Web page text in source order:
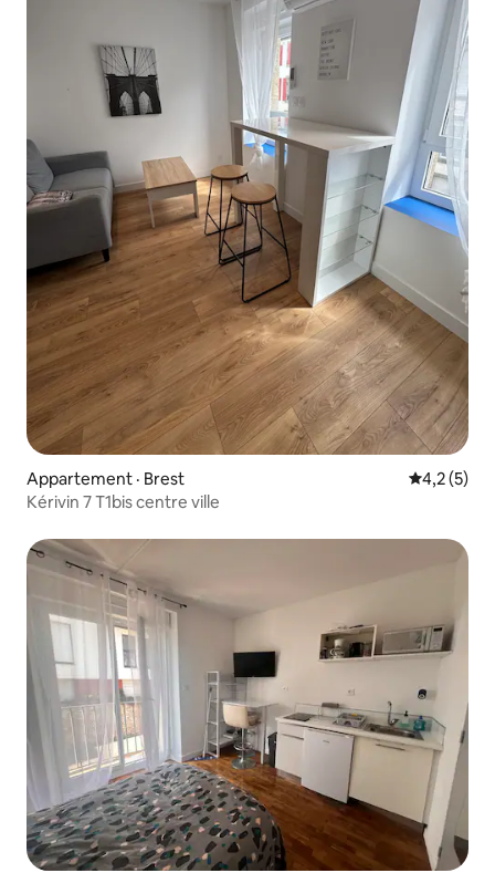
Appartement · Brest Note
4,2 (5)
Kérivin 7 T1bis centre ville